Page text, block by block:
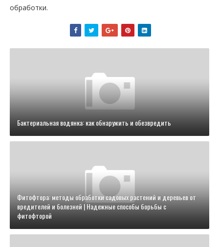
обработки.
Бактериальная водянка: как обнаружить и обезвредить
Фитофтора: методы обработки садовых растений и деревьев от
вредителей и болезней | Надежные способы борьбы с
фитофторой